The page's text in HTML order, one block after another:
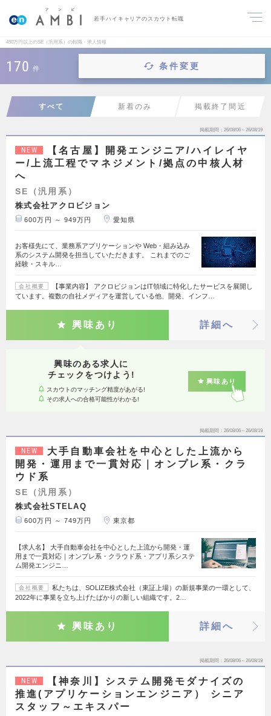
若手ハイキャリアのスカウト転職
450万円以上のSE（汎用系）の転職・求人情報
170 件 条件変更
すべて 新着のみ 掲載終了間近
掲載期間 26/08/06～26/08/19
NEW
【名古屋】開発エンジニア/ハイレイヤ
ー/上流工程でマネジメント/拠点の中核人材
へ
SE（汎用系）
株式会社アクロビジョン
600万円 ～ 949万円 愛知県
お客様先にて、業務系アプリケーションや Web・組み込み
系のシステム開発を担当していただきます。 これまでのご
経験・スキル…
会社概要
【事業内容】 アクロビジョンはIT領域に特化したサービスを展開し
ています。複数の自社メディアを運営している他、開発、インフ…
興味あり 詳細へ
興味のある求人に
チェックをつけよう!
スカウトのマッチング精度があがる!
その求人への合格可能性がわかる!
興味あり
掲載期間 26/08/06～26/08/19
NEW
大手自動車会社を中心とした上流から
開発・運用まで一貫対応｜オンプレ系・クラ
ウド系
SE（汎用系）
株式会社STELAQ
600万円 ～ 749万円 東京都
【求人名】 大手自動車会社を中心とした上流から開発・運
用まで一貫対応｜オンプレ系・クラウド系・アプリ系システ
ム開発エンジニ…
会社概要
私たちは、SOLIZE株式会社（東証上場）の新規事業の一環として、
2022年に事業を立ち上げたばかりの新しい組織です。2…
興味あり 詳細へ
掲載期間 26/08/06～26/08/19
NEW
【神奈川】システム開発モダナイズの
推進(アプリケーションエンジニア） シニア
スタッフ～エキスパー